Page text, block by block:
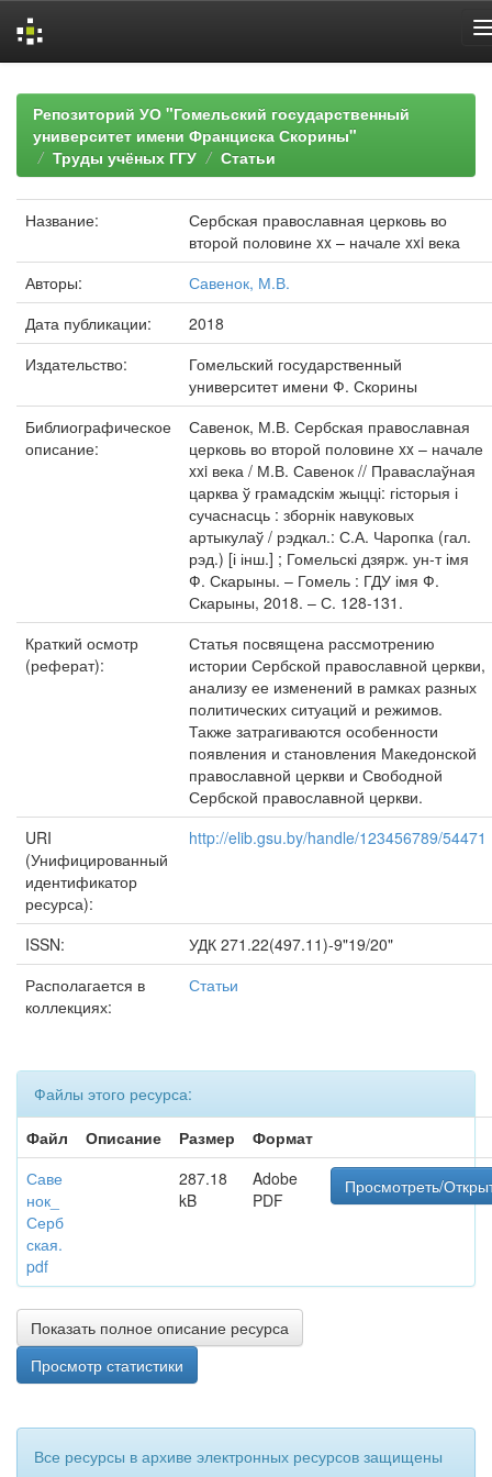
navigationРепозиторий УО "Гомельский государственный
университет имени Франциска Скорины"
Труды учёных ГГУ
Статьи
Название:
Сербская православная церковь во
второй половине xx – начале xxi века
Авторы:
Савенок, М.В.
Дата публикации:
2018
Издательство:
Гомельский государственный
университет имени Ф. Скорины
Библиографическое
описание:
Савенок, М.В. Сербская православная
церковь во второй половине xx – начале
xxi века / М.В. Савенок // Праваслаўная
царква ў грамадскім жыцці: гісторыя і
сучаснасць : зборнік навуковых
артыкулаў / рэдкал.: С.А. Чаропка (гал.
рэд.) [і інш.] ; Гомельскі дзярж. ун-т імя
Ф. Скарыны. – Гомель : ГДУ імя Ф.
Скарыны, 2018. – С. 128-131.
Краткий осмотр
(реферат):
Статья посвящена рассмотрению
истории Сербской православной церкви,
анализу ее изменений в рамках разных
политических ситуаций и режимов.
Также затрагиваются особенности
появления и становления Македонской
православной церкви и Свободной
Сербской православной церкви.
URI
(Унифицированный
идентификатор
ресурса):
http://elib.gsu.by/handle/123456789/54471
ISSN:
УДК 271.22(497.11)-9"19/20"
Располагается в
коллекциях:
Статьи
Файлы этого ресурса:
Файл
Описание Размер
Формат
Саве
нок_
Серб
ская.
pdf
287.18
kB
Adobe
PDF
Просмотреть/
Показать полное описание ресурса
Просмотр статистики
Все ресурсы в архиве электронных ресурсов защищены